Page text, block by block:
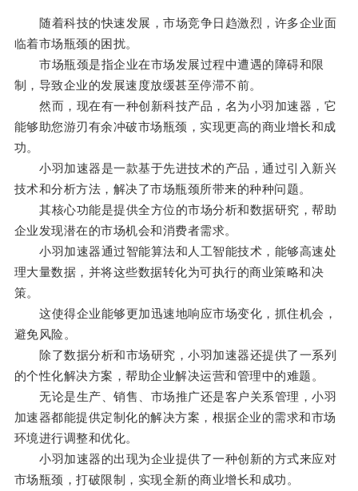
随着科技的快速发展，市场竞争日趋激烈，许多企业面
临着市场瓶颈的困扰。
市场瓶颈是指企业在市场发展过程中遭遇的障碍和限
制，导致企业的发展速度放缓甚至停滞不前。
然而，现在有一种创新科技产品，名为小羽加速器，它
能够助您游刃有余冲破市场瓶颈，实现更高的商业增长和成
功。
小羽加速器是一款基于先进技术的产品，通过引入新兴
技术和分析方法，解决了市场瓶颈所带来的种种问题。
其核心功能是提供全方位的市场分析和数据研究，帮助
企业发现潜在的市场机会和消费者需求。
小羽加速器通过智能算法和人工智能技术，能够高速处
理大量数据，并将这些数据转化为可执行的商业策略和决
策。
这使得企业能够更加迅速地响应市场变化，抓住机会，
避免风险。
除了数据分析和市场研究，小羽加速器还提供了一系列
的个性化解决方案，帮助企业解决运营和管理中的难题。
无论是生产、销售、市场推广还是客户关系管理，小羽
加速器都能提供定制化的解决方案，根据企业的需求和市场
环境进行调整和优化。
小羽加速器的出现为企业提供了一种创新的方式来应对
市场瓶颈，打破限制，实现全新的商业增长和成功。